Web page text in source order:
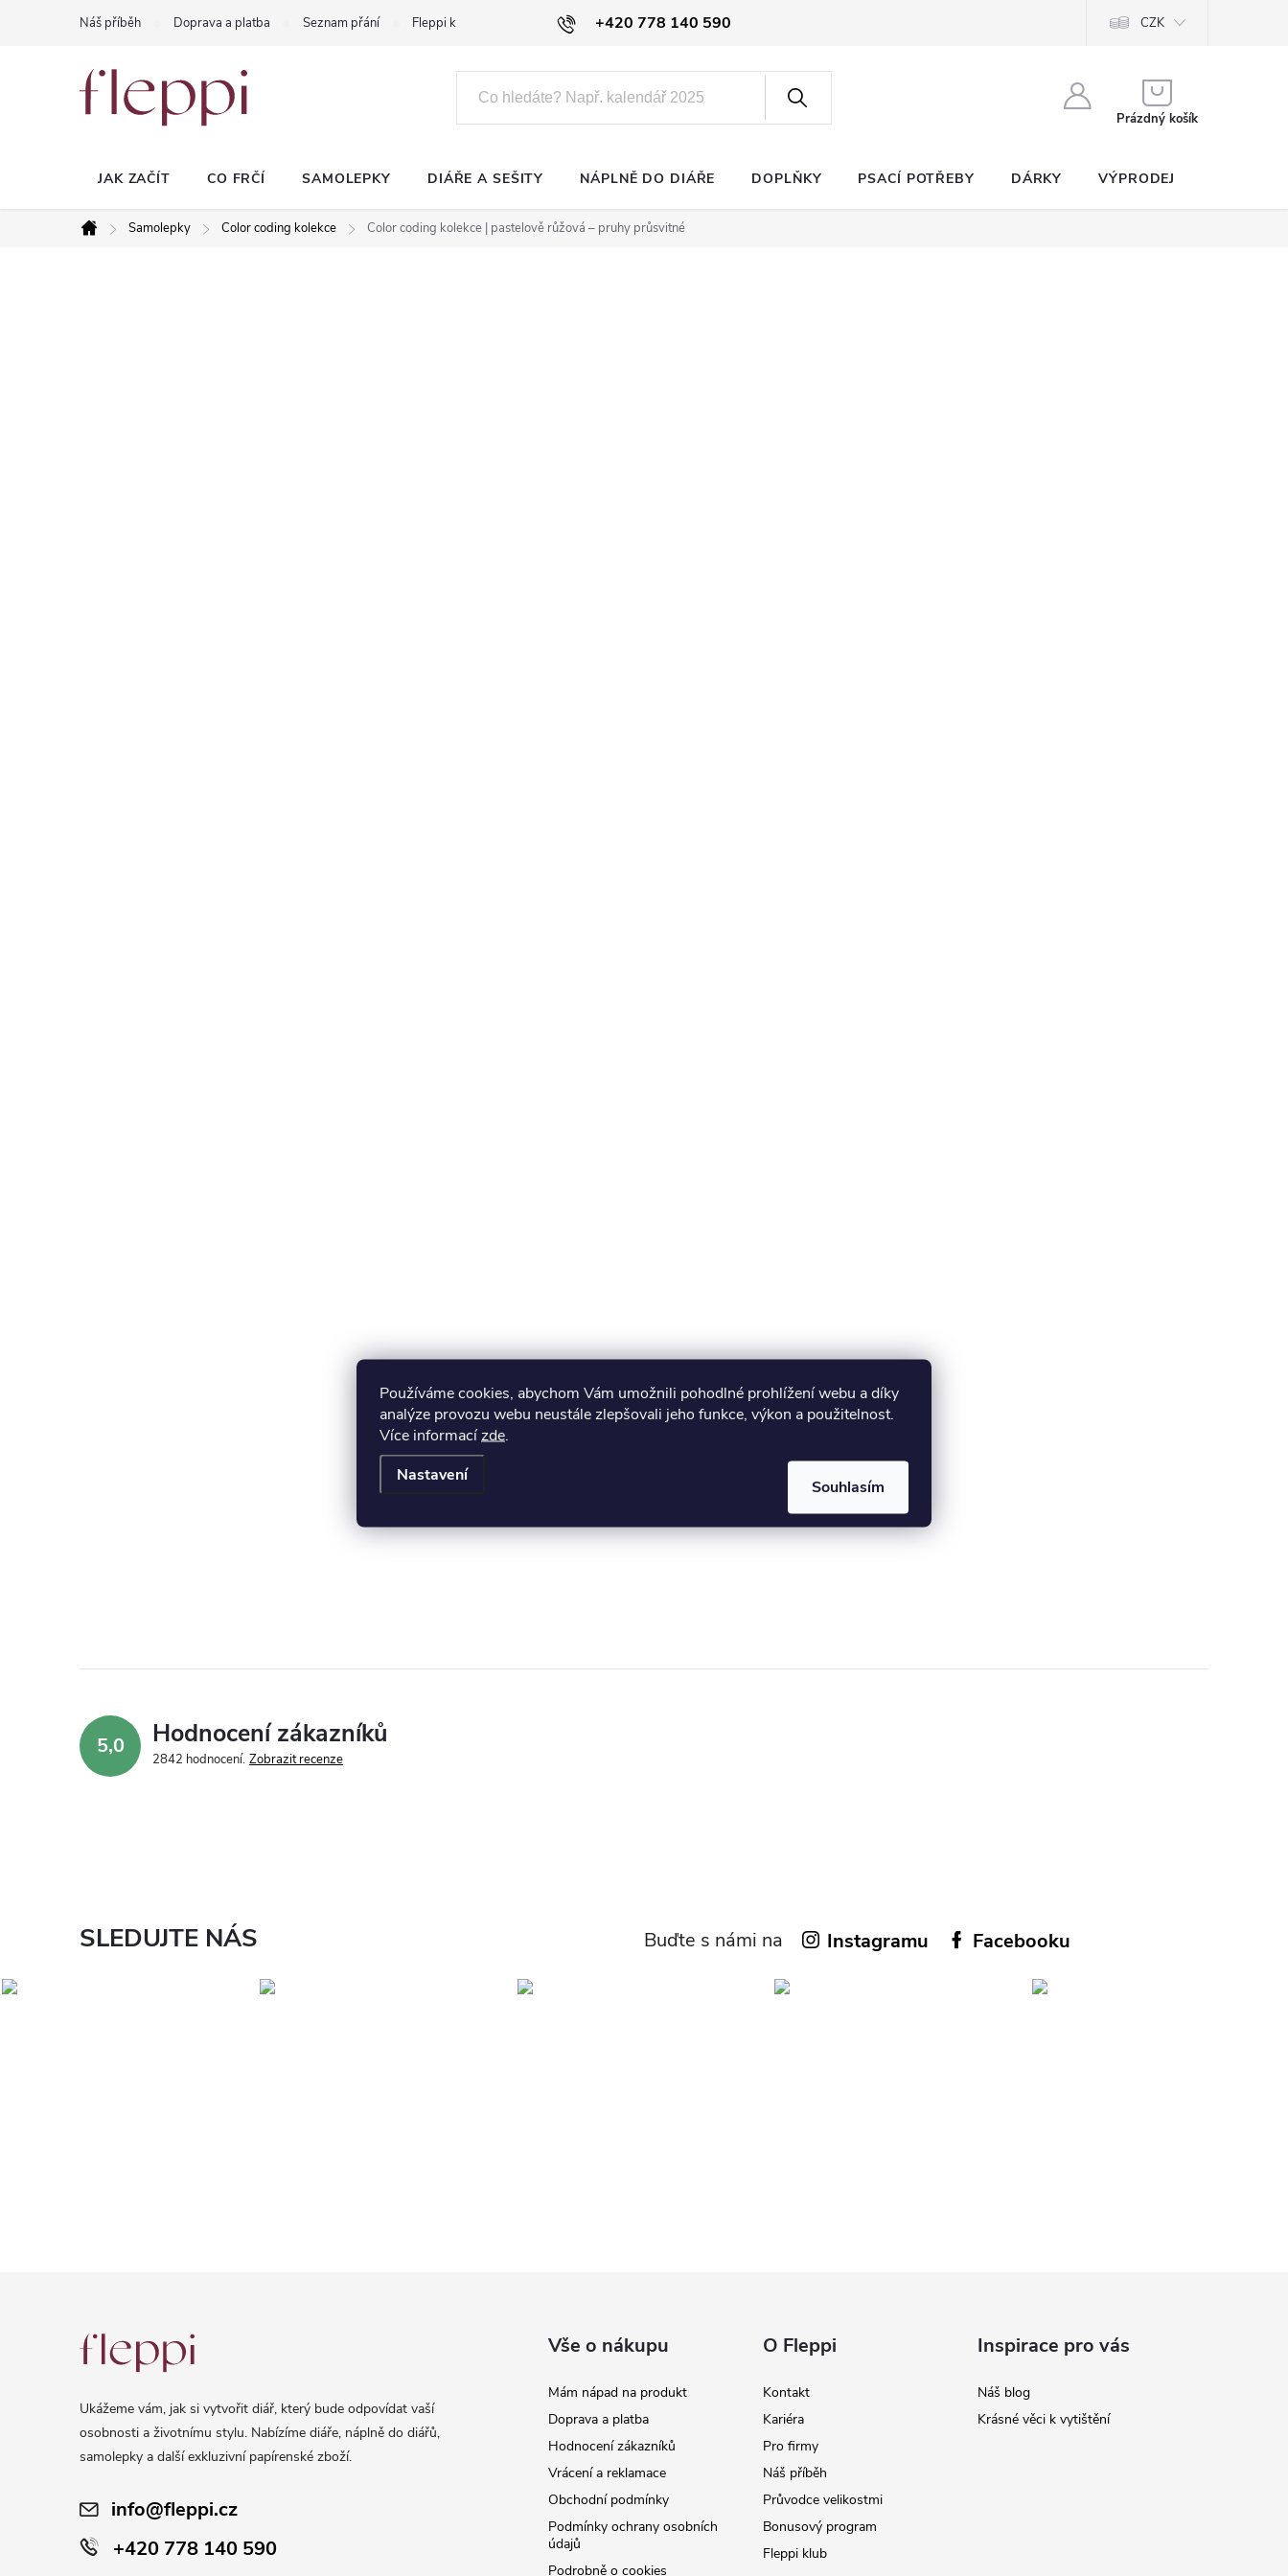
Používáme cookies, abychom Vám umožnili pohodlné prohlížení webu a díky
analýze provozu webu neustále zlepšovali jeho funkce, výkon a použitelnost.
Více informacízde.
Nastavení
Souhlasím
+420 778 140 590
Náš příběh Doprava a platba Seznam přání Fleppi klub CZK
KOŠÍK
Prázdný košík
JAK ZAČÍT CO FRČÍ SAMOLEPKY DIÁŘE A SEŠITY NÁPLNĚ DO DIÁŘE DOPLŇKY PSACÍ POTŘEBY DÁRKY VÝPRODEJ
Domů
Samolepky Color coding kolekce Color coding kolekce | pastelově růžová – pruhy průsvitné
5,0 Hodnocení zákazníků
2842 hodnocení Zobrazit recenze
SLEDUJTE NÁS Buďte s námi na Instagramu Facebooku
Ukážeme vám, jak si vytvořit diář, který bude odpovídat vaší
osobnosti a životnímu stylu. Nabízíme diáře, náplně do diářů,
samolepky a další exkluzivní papírenské zboží.
info@fleppi.cz
+420 778 140 590
Vše o nákupu
Mám nápad na produkt
Doprava a platba
Hodnocení zákazníků
Vrácení a reklamace
Obchodní podmínky
Podmínky ochrany osobních
údajů
Podrobně o cookies
O Fleppi
Kontakt
Kariéra
Pro firmy
Náš příběh
Průvodce velikostmi
Bonusový program
Fleppi klub
Inspirace pro vás
Náš blog
Krásné věci k vytištění